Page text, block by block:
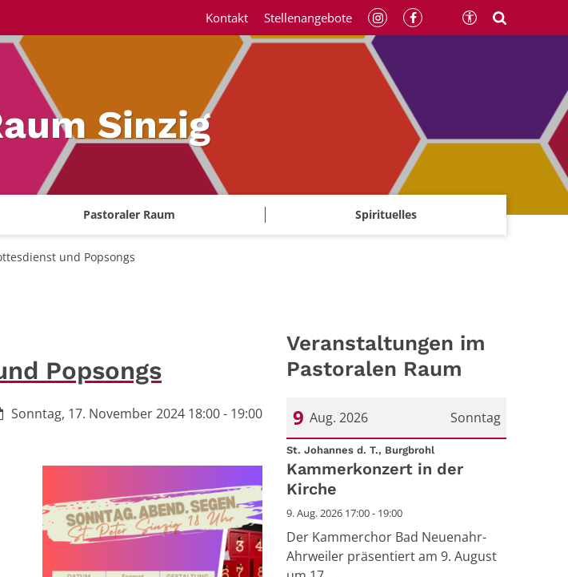
Sinzig
Pastoraler Raum Spirituelles
Kontakt Stellenangebote
und Popsongs
Popsongs
Sonntag, 17. November 2024 18:00 - 19:00
Veranstaltungen im
Pastoralen Raum
Sonntag
9 Aug. 2026
Datum: 9. August 2026
St. Johannes d. T., Burgbrohl:
Kammerkonzert in der
Kirche
9. Aug. 2026 17:00 - 19:00
Der Kammerchor Bad Neuenahr-
Ahrweiler präsentiert am 9. August